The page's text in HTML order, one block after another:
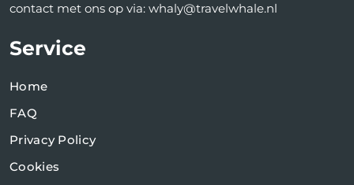
contact met ons op via: whaly@travelwhale.nl
Service
Home
FAQ
Privacy Policy
Cookies